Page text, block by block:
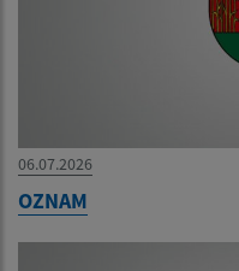
06.07.2026
OZNAM